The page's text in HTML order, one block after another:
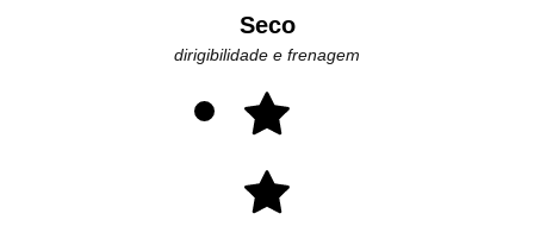
Seco
dirigibilidade e frenagem